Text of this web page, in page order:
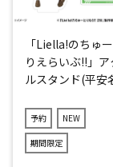
「Liella!のちゅ
りえらいぶ!!」ア
ルスタンド(平安
予約 NEW
期間限定